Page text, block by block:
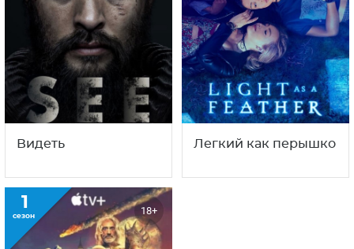
Видеть Легкий как перышко
1
сезон 18+